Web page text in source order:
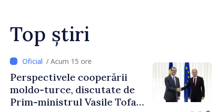
Top știri
/ Acum 12 ore
Forumul Diasporei //
Republica Moldova,
promovată în Elveția prin